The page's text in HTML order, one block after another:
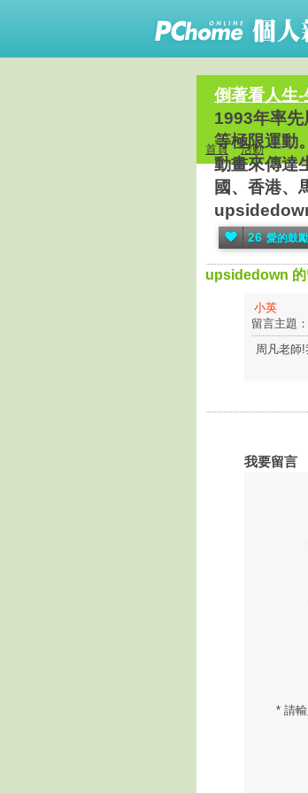
倒著看人生
1993年率
等極限運動
動畫來傳達
國、香港、
26 愛的鼓勵
首頁 活動
upsidedown 的
小英
留言主題
周凡老師!
我要留言
* 請輸